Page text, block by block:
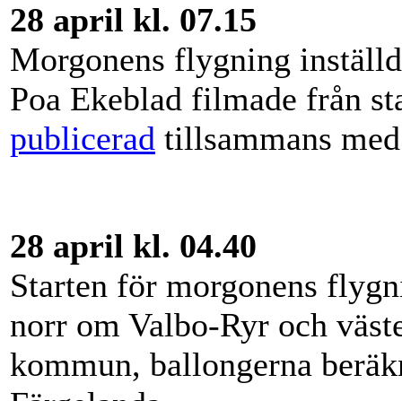
28 april kl. 07.15
Morgonens flygning
Poa Ekeblad filmade från
publicerad tillsammans
28 april kl. 04.40
Starten för morgonens
norr om Valbo-Ryr och
kommun, ballongerna